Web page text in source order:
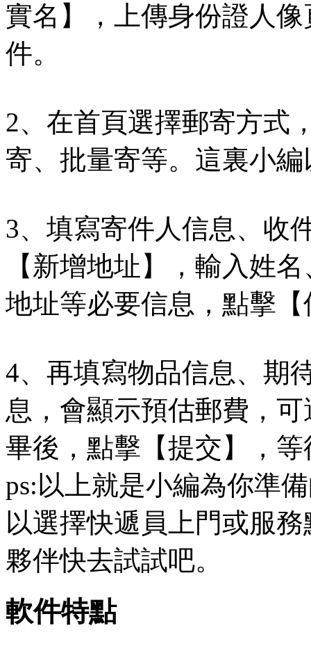
實名】，上傳身份證人
件。
2、在首頁選擇郵寄方式
寄、批量寄等。這裏小
3、填寫寄件人信息、收
【新增地址】，輸入姓
地址等必要信息，點擊
4、再填寫物品信息、期
息，會顯示預估郵費，
畢後，點擊【提交】，
ps:以上就是小編為你準
以選擇快遞員上門或服
夥伴快去試試吧。
軟件特點